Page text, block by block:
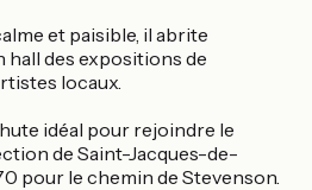
et paisible, il abrite
hall des expositions de
locaux.
idéal pour rejoindre le
de Saint-Jacques-de-
pour le chemin de Stevenson.